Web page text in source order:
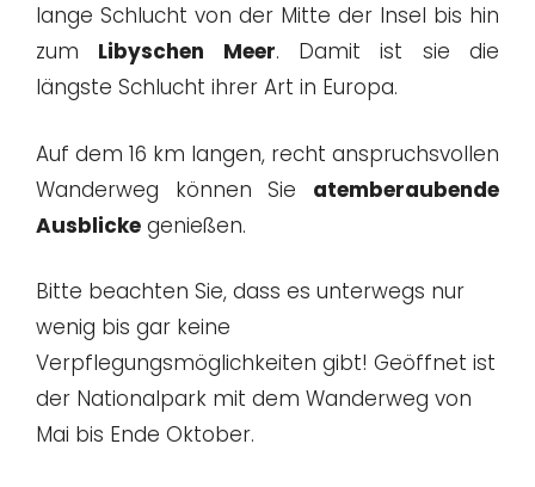
lange Schlucht von der Mitte der Insel bis hin
zum Libyschen Meer. Damit ist sie die
längste Schlucht ihrer Art in Europa.
Auf dem 16 km langen, recht anspruchsvollen
Wanderweg können Sie atemberaubende
Ausblicke genießen.
Bitte beachten Sie, dass es unterwegs nur
wenig bis gar keine
Verpflegungsmöglichkeiten gibt! Geöffnet ist
der Nationalpark mit dem Wanderweg von
Mai bis Ende Oktober.